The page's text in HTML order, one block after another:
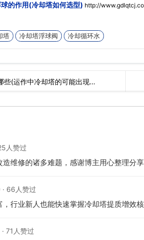
的作用(冷却塔如何选型) http://
塔 冷却塔浮球阀 冷却循环水
些(运作中冷却塔的可能出现…
人赞过
维修的诸多难题，感谢博主用心整理分享
66人赞过
行业新人也能快速掌握冷却塔提质增效核
71人赞过